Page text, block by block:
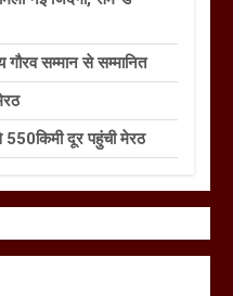
गौरव सम्मान से सम्मानित
550किमी दूर पहुंची मेरठ